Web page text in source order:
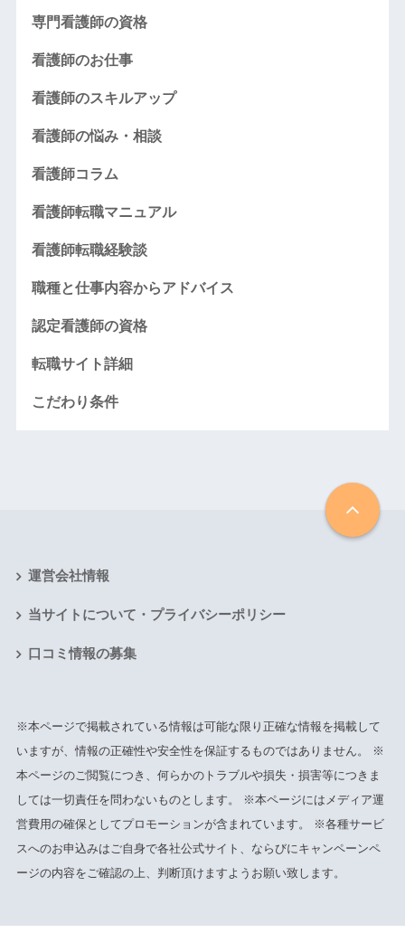
専門看護師の資格
看護師のお仕事
看護師のスキルアップ
看護師の悩み・相談
看護師コラム
看護師転職マニュアル
看護師転職経験談
職種と仕事内容からアドバイス
認定看護師の資格
転職サイト詳細
こだわり条件
運営会社情報
当サイトについて・プライバシーポリシー
口コミ情報の募集
※本ページで掲載されている情報は可能な限り正確な情報を掲載して
いますが、情報の正確性や安全性を保証するものではありません。 ※
本ページのご閲覧につき、何らかのトラブルや損失・損害等につきま
しては一切責任を問わないものとします。 ※本ページにはメディア運
営費用の確保としてプロモーションが含まれています。 ※各種サービ
スへのお申込みはご自身で各社公式サイト、ならびにキャンペーンペ
ージの内容をご確認の上、判断頂けますようお願い致します。